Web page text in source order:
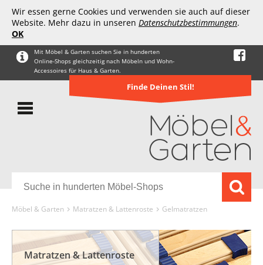
Wir essen gerne Cookies und verwenden sie auch auf dieser
Website. Mehr dazu in unseren Datenschutzbestimmungen.
OK
Mit Möbel & Garten suchen Sie in hunderten
Online-Shops gleichzeitig nach Möbeln und Wohn-
Accessoires für Haus & Garten.
Finde Deinen Stil!
Möbel & Garten Matratzen & Lattenroste Gelmatratzen
Matratzen & Lattenroste